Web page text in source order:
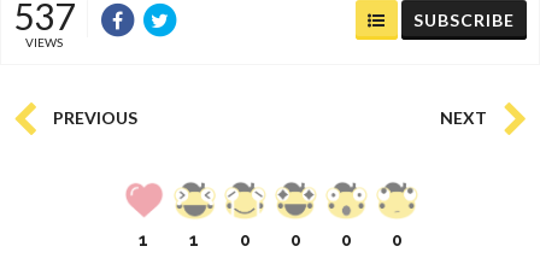
537
VIEWS
SUBSCRIBE
PREVIOUS NEXT
1 1 0 0 0 0